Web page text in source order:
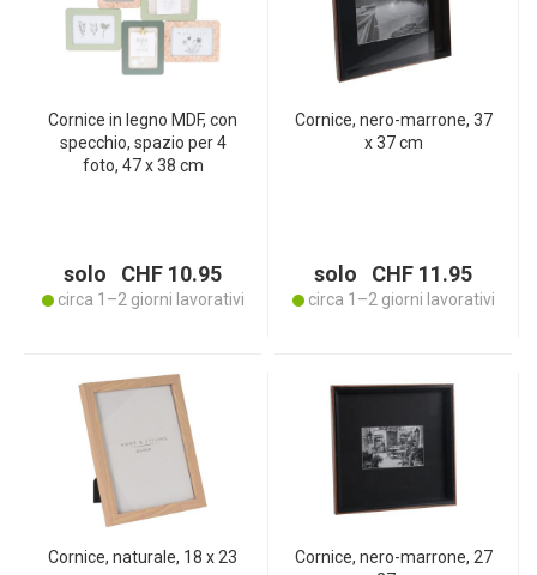
Cornice in legno MDF, con
specchio, spazio per 4
foto, 47 x 38 cm
solo CHF 10.95
circa 1–2 giorni lavorativi
Cornice, nero-marrone, 37
x 37 cm
solo CHF 11.95
circa 1–2 giorni lavorativi
Cornice, naturale, 18 x 23
Cornice, nero-marrone, 27